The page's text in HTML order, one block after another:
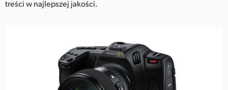
treści w najlepszej jakości.